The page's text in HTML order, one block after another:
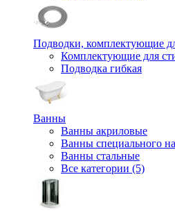
Подводки, комплектующие
Комплектующие для
Подводка гибкая
Ванны
Ванны акриловые
Ванны специального
Ванны стальные
Все категории (5)